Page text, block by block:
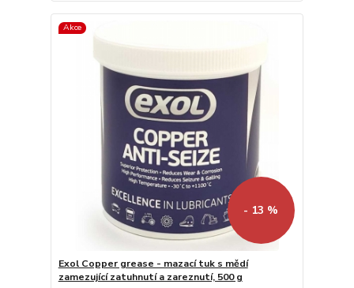
Akce
- 13 %
Exol Copper grease - mazací tuk s mědí
zamezující zatuhnutí a zareznutí, 500 g